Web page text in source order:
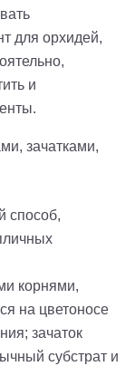
для орхидей,
и
зачатками,
способ,
корнями,
на цветоносе
зачаток
субстрат и